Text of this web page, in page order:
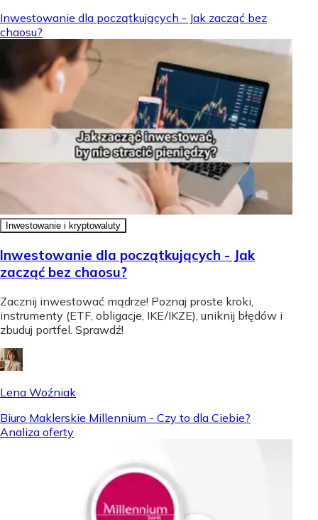
Inwestowanie dla początkujących - Jak zacząć bez
chaosu?
Inwestowanie i kryptowaluty
Inwestowanie dla początkujących - Jak
zacząć bez chaosu?
Zacznij inwestować mądrze! Poznaj proste kroki,
instrumenty (ETF, obligacje, IKE/IKZE), uniknij błędów i
zbuduj portfel. Sprawdź!
Lena Woźniak
Biuro Maklerskie Millennium - Czy to dla Ciebie?
Analiza oferty